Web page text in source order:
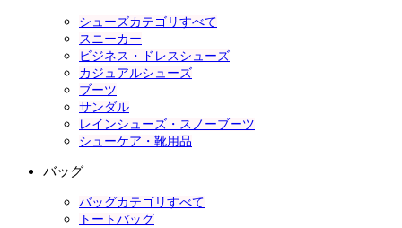
シューズカテゴリすべて
スニーカー
ビジネス・ドレスシューズ
カジュアルシューズ
ブーツ
サンダル
レインシューズ・スノーブーツ
シューケア・靴用品
バッグ
バッグカテゴリすべて
トートバッグ